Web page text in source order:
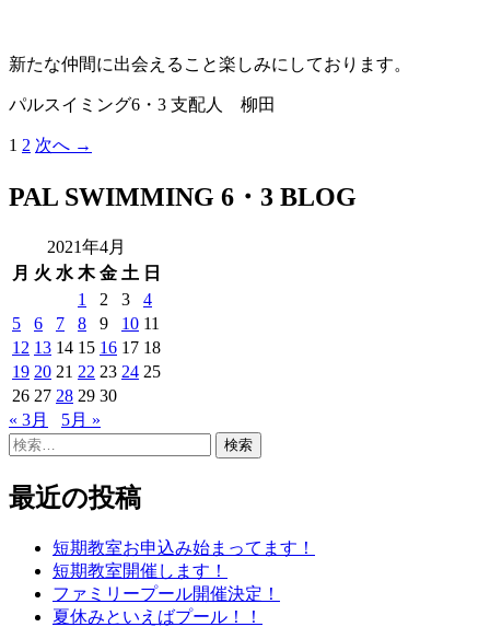
新たな仲間に出会えること楽しみにしております。
パルスイミング6・3 支配人 柳田
投
ナ
ゲ
シ
ョ
ン
1 2 次へ →
PAL SWIMMING 6・3 BLOG
2021年4月
月 火 水 木 金 土 日
1
2 3
4
5
6 7 8 9 10 11
12 13 14 15 16 17 18
19 20 21 22 23 24 25
26 27 28 29 30
« 3月
5月 »
検
最近の投稿
短期教室お申込み始まってます！
短期教室開催します！
ファミリープール開催決定！
夏休みといえばプール！！